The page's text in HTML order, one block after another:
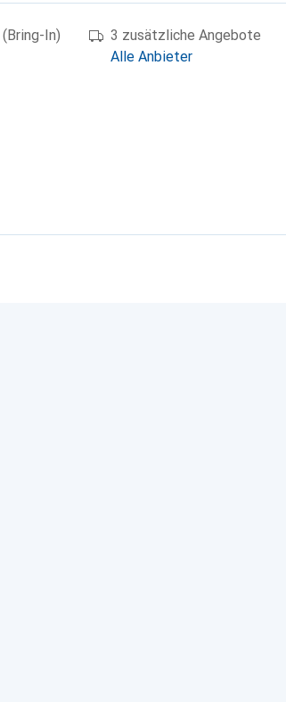
In)
3 zusätzliche Angebote
Alle Anbieter